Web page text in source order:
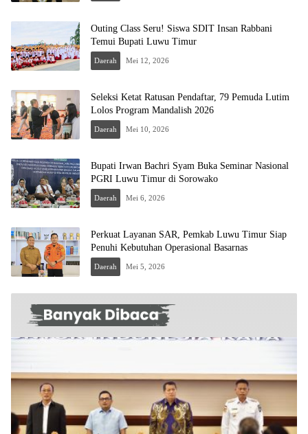
Outing Class Seru! Siswa SDIT Insan Rabbani
Temui Bupati Luwu Timur
Daerah Mei 12, 2026
Seleksi Ketat Ratusan Pendaftar, 79 Pemuda Lutim
Lolos Program Mandalish 2026
Daerah Mei 10, 2026
Bupati Irwan Bachri Syam Buka Seminar Nasional
PGRI Luwu Timur di Sorowako
Daerah Mei 6, 2026
Perkuat Layanan SAR, Pemkab Luwu Timur Siap
Penuhi Kebutuhan Operasional Basarnas
Daerah Mei 5, 2026